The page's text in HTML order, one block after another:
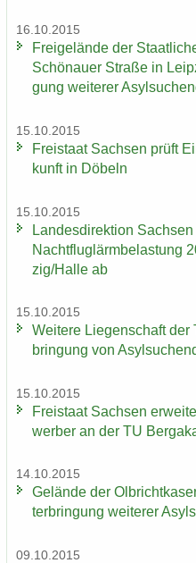
16.10.2015
Frei­ge­län­de der
Schö­nau­er Stra­ße in
gung wei­te­rer
15.10.2015
Frei­staat Sach­sen prüft
kunft in Dö­beln
15.10.2015
Lan­des­di­rek­ti­on
Nacht­flug­lärm­be­las­tung
zig/Halle ab
15.10.2015
Wei­te­re Lie­gen­schaft
brin­gung von
15.10.2015
Frei­staat Sach­sen
wer­ber an der TU
14.10.2015
Ge­län­de der
ter­brin­gung wei­te­rer
09.10.2015